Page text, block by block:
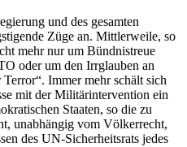
und des gesamten
Züge an. Mittlerweile, so
mehr nur um Bündnistreue
oder um den Irrglauben an
Immer mehr schält sich
mit der Militärintervention ein
Staaten, so die zu
unabhängig vom Völkerrecht,
des UN-Sicherheitsrats jedes